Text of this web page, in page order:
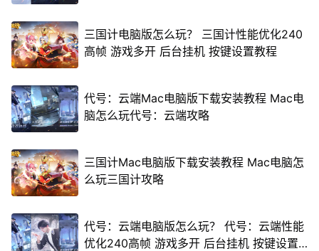
三国计电脑版怎么玩？ 三国计性能优化240
高帧 游戏多开 后台挂机 按键设置教程
代号：云端Mac电脑版下载安装教程 Mac电
脑怎么玩代号：云端攻略
三国计Mac电脑版下载安装教程 Mac电脑怎
么玩三国计攻略
代号：云端电脑版怎么玩？ 代号：云端性能
优化240高帧 游戏多开 后台挂机 按键设置